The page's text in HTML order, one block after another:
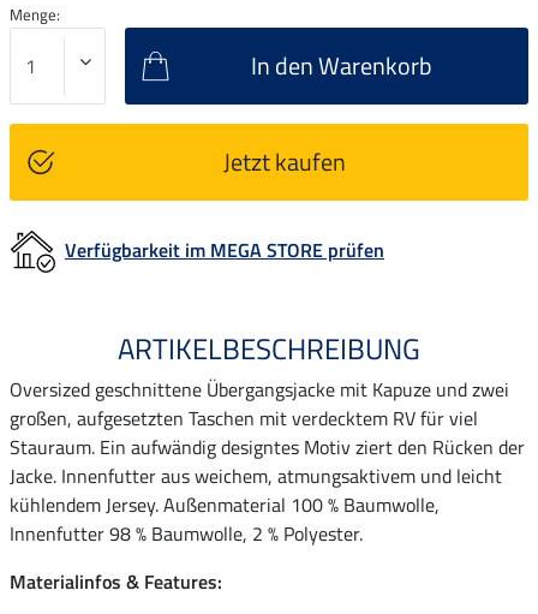
Menge:
In den Warenkorb
Jetzt kaufen
Verfügbarkeit im MEGA STORE prüfen
ARTIKELBESCHREIBUNG
Oversized geschnittene Übergangsjacke mit Kapuze und zwei
großen, aufgesetzten Taschen mit verdecktem RV für viel
Stauraum. Ein aufwändig designtes Motiv ziert den Rücken der
Jacke. Innenfutter aus weichem, atmungsaktivem und leicht
kühlendem Jersey. Außenmaterial 100 % Baumwolle,
Innenfutter 98 % Baumwolle, 2 % Polyester.
Materialinfos & Features: